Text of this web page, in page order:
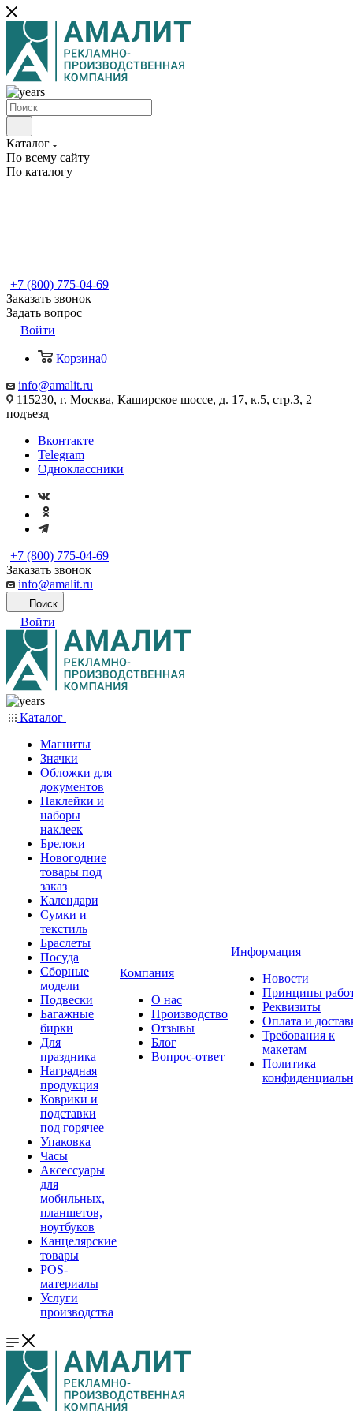
Каталог
По всему сайту
По каталогу
+7 (800) 775-04-69
Заказать звонок
Задать вопрос
Войти
Корзина0
info@amalit.ru
115230, г. Москва, Каширское шоссе, д. 17, к.5, стр.3, 2
подъезд
Вконтакте
Telegram
Одноклассники
+7 (800) 775-04-69
Заказать звонок
info@amalit.ru
Поиск
Войти
Каталог
Магниты
Значки
Обложки для
документов
Наклейки и
наборы
наклеек
Брелоки
Новогодние
товары под
заказ
Календари
Сумки и
текстиль
Браслеты
Посуда
Сборные
модели
Подвески
Багажные
бирки
Для
праздника
Наградная
продукция
Коврики и
подставки
под горячее
Упаковка
Часы
Аксессуары
для
мобильных,
планшетов,
ноутбуков
Канцелярские
товары
POS-
материалы
Услуги
производства
Компания
О нас
Производство
Отзывы
Блог
Вопрос-ответ
Информация
Новости
Принципы
Реквизиты
Оплата и
Требования к
макетам
Политика